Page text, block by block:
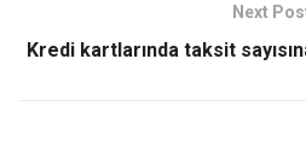
Next
Kredi kartlarında taksit